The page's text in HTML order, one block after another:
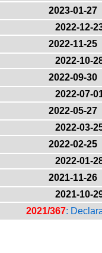
2023-01-27
2022-12-
2022-11-25
2022-10-
2022-09-30
2022-07-
2022-05-27
2022-03-
2022-02-25
2022-01-
2021-11-26
2021-10-
2021/367: